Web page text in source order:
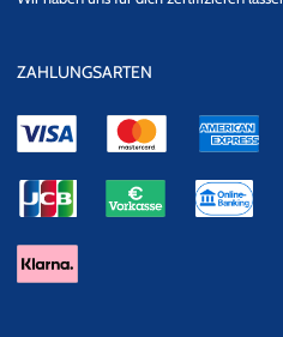
Datensicherheit
ZAHLUNGSARTEN